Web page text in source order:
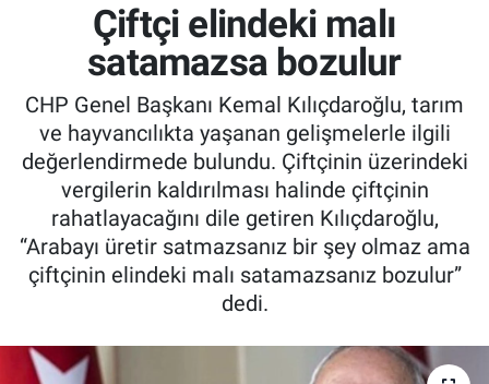
Çiftçi elindeki malı
satamazsa bozulur
CHP Genel Başkanı Kemal Kılıçdaroğlu, tarım
ve hayvancılıkta yaşanan gelişmelerle ilgili
değerlendirmede bulundu. Çiftçinin üzerindeki
vergilerin kaldırılması halinde çiftçinin
rahatlayacağını dile getiren Kılıçdaroğlu,
“Arabayı üretir satmazsanız bir şey olmaz ama
çiftçinin elindeki malı satamazsanız bozulur”
dedi.
Tarımsal Destekler
Tarım Bakanlığı
TZOB
Tarım Kredi Kooperatifleri
Pankobirlik
Et fiyatları
Tarım Bilgisi
Tüm Manşetler
Son Dakika Haberleri
Haber Arşivi